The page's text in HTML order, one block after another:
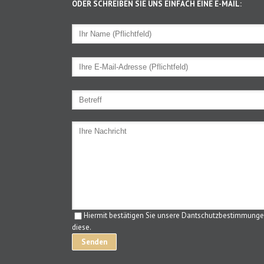
ODER SCHREIBEN SIE UNS EINFACH EINE E-MAIL:
Hiermit bestätigen Sie unsere
diese.